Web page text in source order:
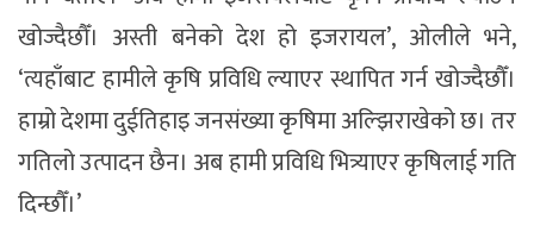
खोज्दैछौँ। अस्ती बनेको देश हो इजरायल’, ओलीले भने,
‘त्यहाँबाट हामीले कृषि प्रविधि ल्याएर स्थापित गर्न खोज्दैछौँ।
हाम्रो देशमा दुईतिहाइ जनसंख्या कृषिमा अल्झिराखेको छ। तर
गतिलो उत्पादन छैन। अब हामी प्रविधि भित्र्याएर कृषिलाई गति
दिन्छौँ।’